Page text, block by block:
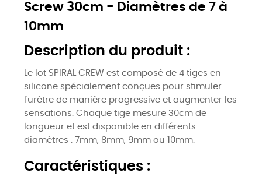
Screw 30cm - Diamètres de 7 à
10mm
Description du produit :
Le lot SPIRAL CREW est composé de 4 tiges en
silicone spécialement conçues pour stimuler
l'urètre de manière progressive et augmenter les
sensations. Chaque tige mesure 30cm de
longueur et est disponible en différents
diamètres : 7mm, 8mm, 9mm ou 10mm.
Caractéristiques :